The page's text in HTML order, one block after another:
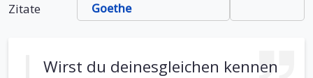
Zitate
Goethe
Wirst du deinesgleichen kennen